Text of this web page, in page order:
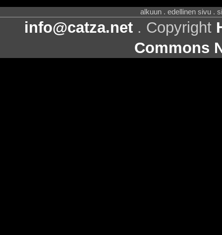
alkuun . edellinen sivu .
info@catza.net . Copyright
Commons